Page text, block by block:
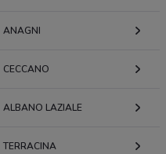
ANAGNI
CECCANO
ALBANO LAZIALE
TERRACINA